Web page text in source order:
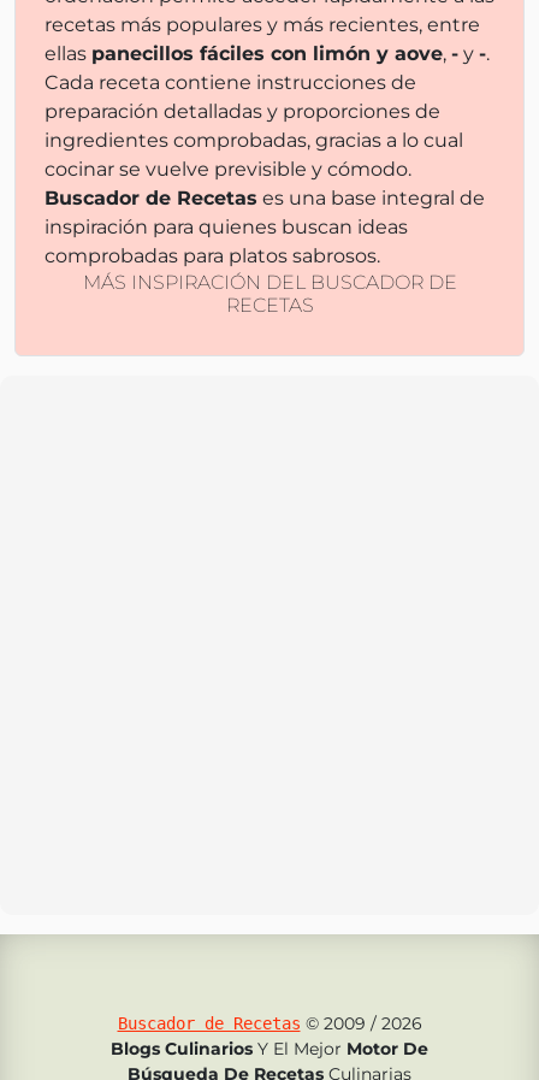
recetas más populares y más recientes, entre
ellas panecillos fáciles con limón y aove, - y -.
Cada receta contiene instrucciones de
preparación detalladas y proporciones de
ingredientes comprobadas, gracias a lo cual
cocinar se vuelve previsible y cómodo.
Buscador de Recetas es una base integral de
inspiración para quienes buscan ideas
comprobadas para platos sabrosos.
MÁS INSPIRACIÓN DEL BUSCADOR DE
RECETAS
Buscador de Recetas © 2009 / 2026
Blogs Culinarios Y El Mejor Motor De
Búsqueda De Recetas Culinarias